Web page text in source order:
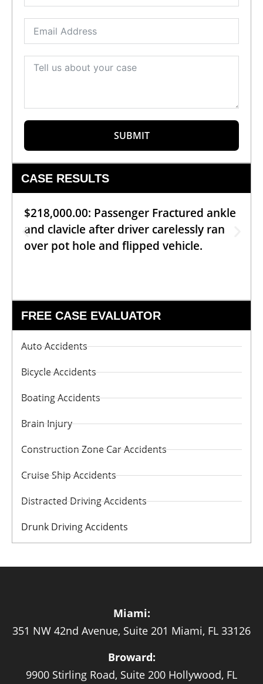
SUBMIT
CASE RESULTS
$218,000.00: Passenger Fractured ankle
and clavicle after driver carelessly ran
over pot hole and flipped vehicle.
FREE CASE EVALUATOR
Auto Accidents
Bicycle Accidents
Boating Accidents
Brain Injury
Construction Zone Car Accidents
Cruise Ship Accidents
Distracted Driving Accidents
Drunk Driving Accidents
Miami:
351 NW 42nd Avenue, Suite 201 Miami, FL 33126
Broward:
9900 Stirling Road, Suite 200 Hollywood, FL